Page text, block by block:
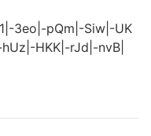
3eo|-pQm|-Siw|-UK
HKK|-rJd|-nvB|